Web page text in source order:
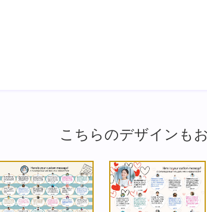
こちらのデザインも